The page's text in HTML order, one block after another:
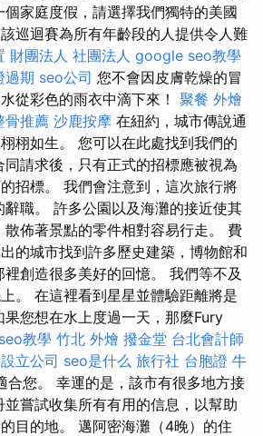
家庭度假，請選擇我們獨特的美國
巡迴賽為所有年齡段的人提供令人難
財團法人 社團法人 google seo教學
過期 seo公司 您不會因皮膚乾燥的冒
從彩色的雨衣中滴下來！ 聚餐 外燴
骨推薦 沙鹿按摩 在紐約，城市傳說通
栩如生。 您可以在此處找到我們的
請求後，只有正式的招標應被視為
招標。 我們會注意到，這次旅行將
職。 許多公園以及海灘的接近使其
佈著景點的零件相對容易行走。 費
的城市找到許多歷史建築，博物館和
創造很多美好的回憶。 我們等不及
。 在這裡看到星星並體驗距離將是
您想在水上度過一天，那麼Fury
seo教學 竹北 外燴 撥金堂 台北會計師
立公司 seo是什么 旅行社 台胞證 牛
合您。 幸運的是，該市有很多地方接
嘗試收集所有有用的信息，以幫助
目的地。 邁阿密海灘（4晚）的住